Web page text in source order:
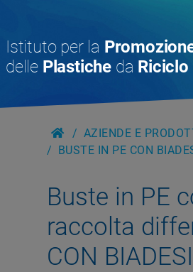
Istituto per la
delle Plastiche da Riciclo
AZIENDE E
BUSTE IN PE CON
Buste in PE
raccolta
CON